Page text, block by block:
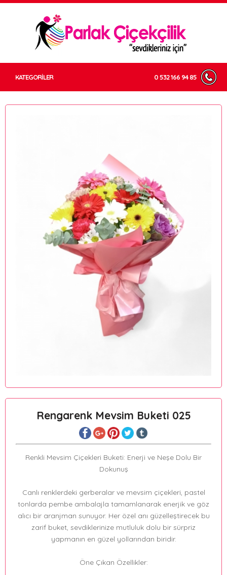
KATEGORİLER 0 532 166 94 85
Rengarenk Mevsim Buketi 025
Renkli Mevsim Çiçekleri Buketi: Enerji ve Neşe Dolu Bir
Dokunuş
Canlı renklerdeki gerberalar ve mevsim çiçekleri, pastel
tonlarda pembe ambalajla tamamlanarak enerjik ve göz
alıcı bir aranjman sunuyor. Her özel anı güzelleştirecek bu
zarif buket, sevdiklerinize mutluluk dolu bir sürpriz
yapmanın en güzel yollarından biridir.
Öne Çıkan Özellikler: